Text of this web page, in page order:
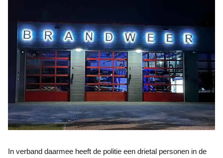
In verband daarmee heeft de politie een drietal personen in de